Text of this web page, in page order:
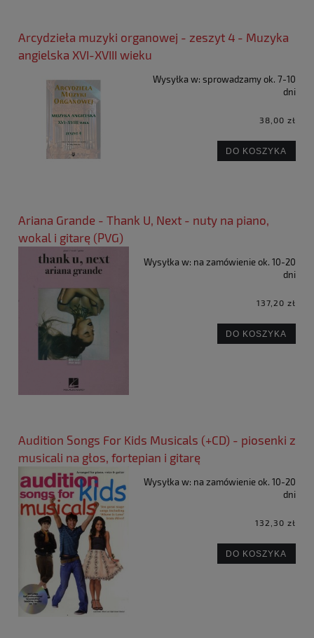
Arcydzieła muzyki organowej - zeszyt 4 - Muzyka
angielska XVI-XVIII wieku
Wysyłka w: sprowadzamy ok. 7-10
dni
38,00 zł
DO KOSZYKA
Ariana Grande - Thank U, Next - nuty na piano,
wokal i gitarę (PVG)
Wysyłka w: na zamówienie ok. 10-20
dni
137,20 zł
DO KOSZYKA
Audition Songs For Kids Musicals (+CD) - piosenki z
musicali na głos, fortepian i gitarę
Wysyłka w: na zamówienie ok. 10-20
dni
132,30 zł
DO KOSZYKA